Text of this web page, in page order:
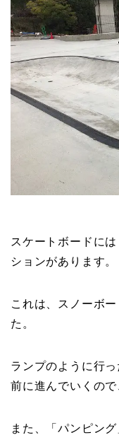
スケートボードに
ションがあります。
これは、スノーボ
た。
ランプのように行
前に進んでいくので
また、「パンピン